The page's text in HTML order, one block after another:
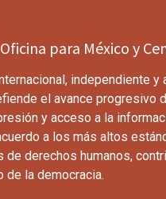
para México y
independiente y
el avance progresivo
y acceso a la
a los más altos
de derechos humanos,
de la democracia.